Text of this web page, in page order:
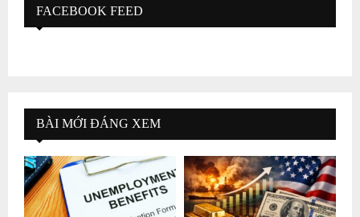
FACEBOOK FEED
BÀI MỚI ĐÁNG XEM